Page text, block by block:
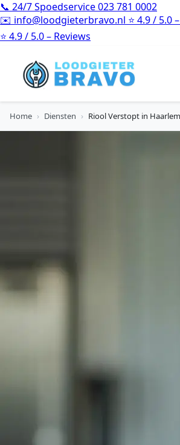
📞 24/7 Spoedservice023 781 0002
✉️ info@loodgieterbravo.nl ⭐ 4.9 / 5.0
⭐ 4.9 / 5.0 – Reviews
Home › Diensten › Riool Verstopt in Haarlem